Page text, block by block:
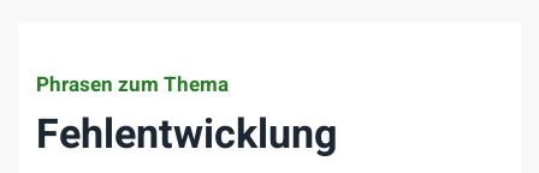
Phrasen zum Thema
Fehlentwicklung